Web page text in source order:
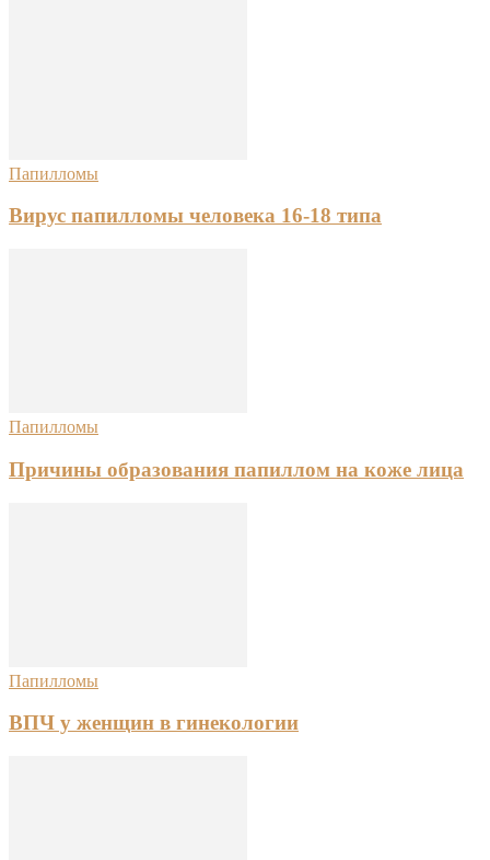
Папилломы
Вирус папилломы человека 16-18 типа
Папилломы
Причины образования папиллом на коже лица
Папилломы
ВПЧ у женщин в гинекологии